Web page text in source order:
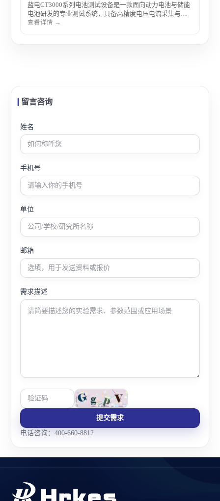
蓝电CT3000系列电池测试设备是一款面向动力电池与储能
电池研发的专业测试系统，具备高精度电压电流采集与稳
定充放电控制能力，支持多通道并行测试，广泛应用于电
查看详情 →
留言咨询
姓名
手机号
单位
邮箱
需求描述
提交需求
电话咨询：400-660-8812